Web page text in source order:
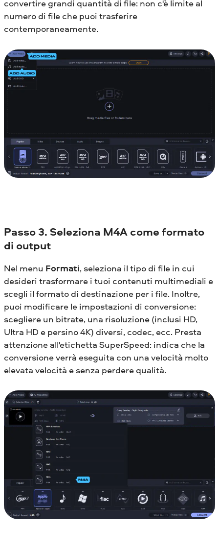
convertire grandi quantità di file: non c'è limite al
numero di file che puoi trasferire
contemporaneamente.
Passo 3. Seleziona M4A come formato
di output
Nel menu Formati, seleziona il tipo di file in cui
desideri trasformare i tuoi contenuti multimediali e
scegli il formato di destinazione per i file. Inoltre,
puoi modificare le impostazioni di conversione:
scegliere un bitrate, una risoluzione (inclusi HD,
Ultra HD e persino 4K) diversi, codec, ecc. Presta
attenzione all'etichetta SuperSpeed: indica che la
conversione verrà eseguita con una velocità molto
elevata velocità e senza perdere qualità.